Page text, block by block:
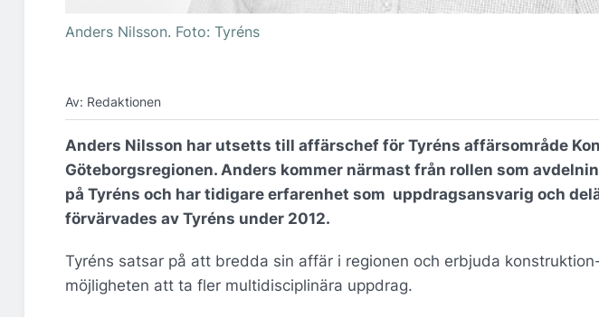
Anders Nilsson. Foto: Tyréns
Av: Redaktionen
Anders Nilsson har utsetts till affärschef för Tyréns affärsområde
Göteborgsregionen. Anders kommer närmast från rollen som
på Tyréns och har tidigare erfarenhet som uppdragsansvarig och
förvärvades av Tyréns under 2012.
Tyréns satsar på att bredda sin affär i regionen och erbjuda
möjligheten att ta fler multidisciplinära uppdrag.